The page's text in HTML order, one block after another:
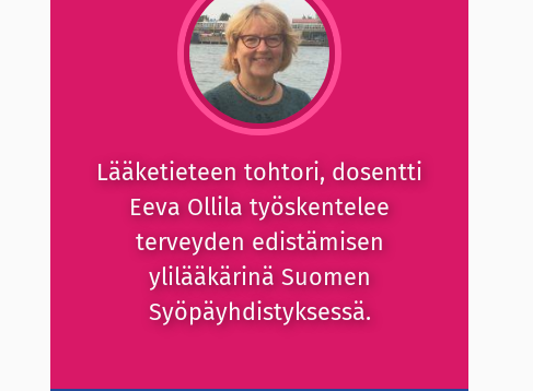
Lääketieteen tohtori, dosentti
Eeva Ollila työskentelee
terveyden edistämisen
ylilääkärinä Suomen
Syöpäyhdistyksessä.